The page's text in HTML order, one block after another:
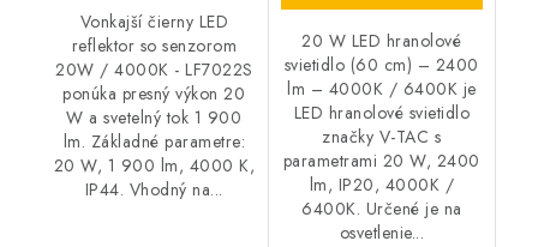
Vonkajší čierny LED
reflektor so senzorom
20W / 4000K - LF7022S
ponúka presný výkon 20
W a svetelný tok 1 900
lm. Základné parametre:
20 W, 1 900 lm, 4000 K,
IP44. Vhodný na...
20 W LED hranolové
svietidlo (60 cm) – 2400
lm – 4000K / 6400K je
LED hranolové svietidlo
značky V-TAC s
parametrami 20 W, 2400
lm, IP20, 4000K /
6400K. Určené je na
osvetlenie...